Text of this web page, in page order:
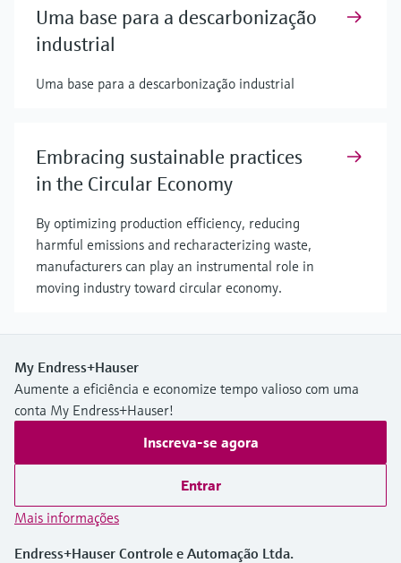
Uma base para a descarbonização
industrial
Uma base para a descarbonização industrial
Embracing sustainable practices
in the Circular Economy
By optimizing production efficiency, reducing
harmful emissions and recharacterizing waste,
manufacturers can play an instrumental role in
moving industry toward circular economy.
My Endress+Hauser
Aumente a eficiência e economize tempo valioso com uma
conta My Endress+Hauser!
Inscreva-se agora
Entrar
Mais informações
Endress+Hauser Controle e Automação Ltda.